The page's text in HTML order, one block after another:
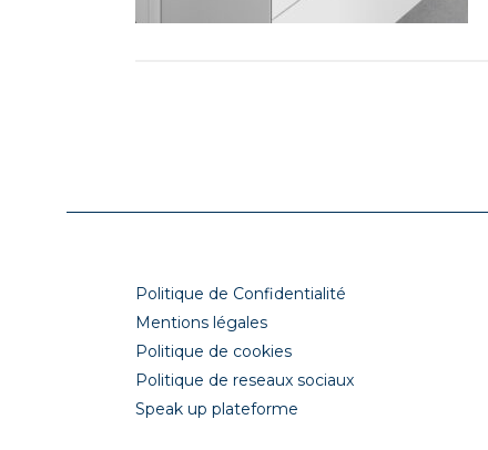
Politique de Confidentialité
Mentions légales
Politique de cookies
Politique de reseaux sociaux
Speak up plateforme